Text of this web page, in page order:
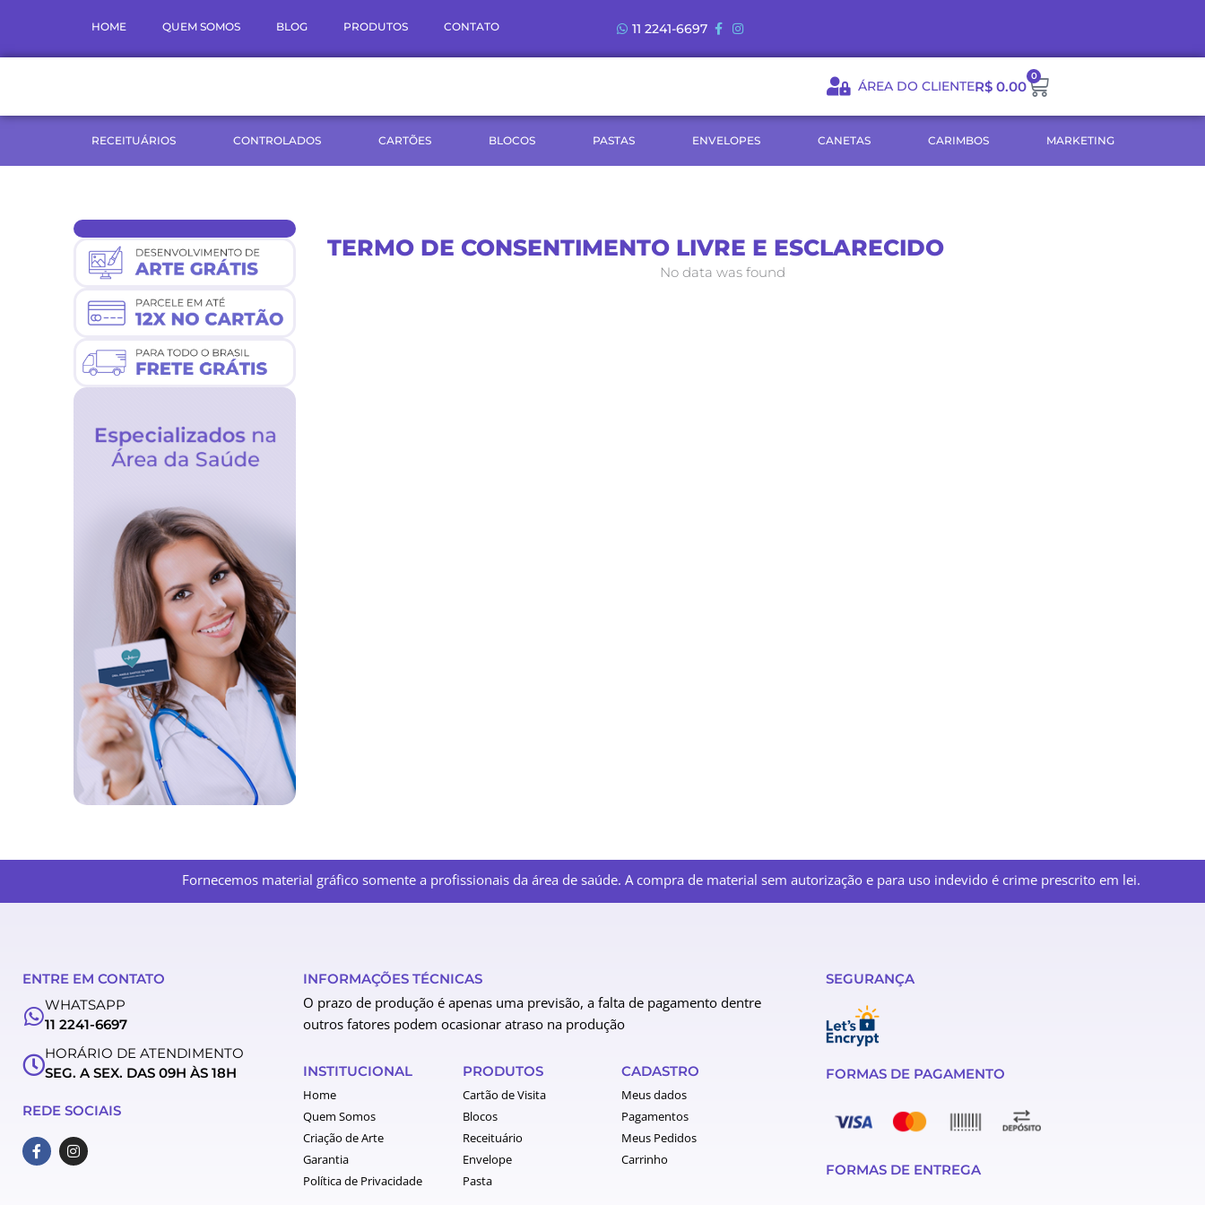
o
HOME QUEM SOMOS BLOG PRODUTOS CONTATO 11 2241-6697
ÁREA DO CLIENTER$ 0.00
0
Carrinho
RECEITUÁRIOS CONTROLADOS CARTÕES BLOCOS PASTAS ENVELOPES CANETAS CARIMBOS MARKETING
TERMO DE CONSENTIMENTO LIVRE E ESCLARECIDO
No data was found
Fornecemos material gráfico somente a profissionais da área de saúde. A compra de material sem autorização e para uso indevido é crime prescrito em lei.
ENTRE EM CONTATO
WHATSAPP
11 2241-6697
HORÁRIO DE ATENDIMENTO
SEG. A SEX. DAS 09H ÀS 18H
REDE SOCIAIS
F
a
c
I
n
s
INFORMAÇÕES TÉCNICAS
O prazo de produção é apenas uma previsão, a falta de pagamento dentre
outros fatores podem ocasionar atraso na produção
INSTITUCIONAL
Home
Quem Somos
Criação de Arte
Garantia
Política de Privacidade
PRODUTOS
Cartão de Visita
Blocos
Receituário
Envelope
Pasta
CADASTRO
Meus dados
Pagamentos
Meus Pedidos
Carrinho
SEGURANÇA
FORMAS DE PAGAMENTO
FORMAS DE ENTREGA